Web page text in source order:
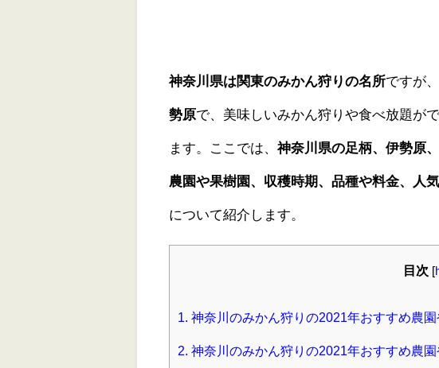
神奈川県は関東のみかん狩りの名所ですが
勢原で、美味しいみかん狩りや食べ放題が
ます。ここでは、神奈川県の足柄、伊勢原
農園や果樹園、収穫時期、品種や料金、人
について紹介します。
目次
1. 神奈川のみかん狩りの2021年おすすめ農
2. 神奈川のみかん狩りの2021年おすすめ農園